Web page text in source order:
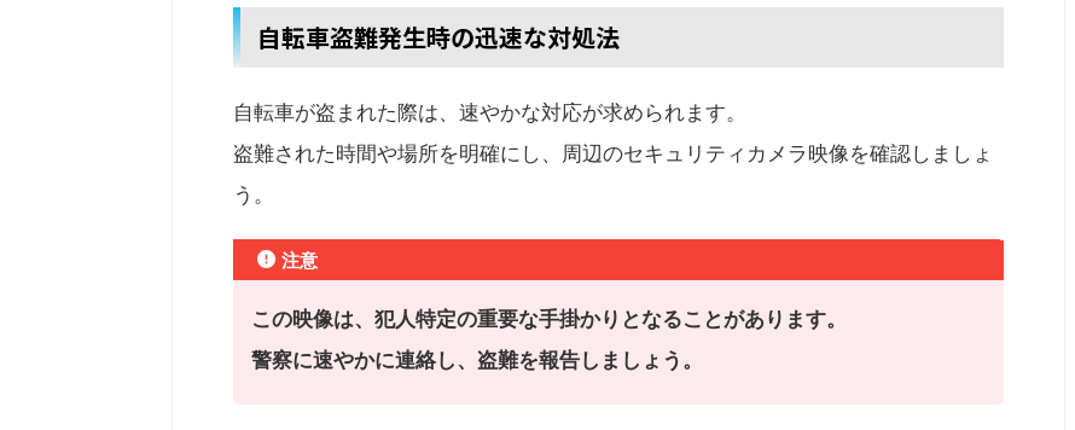
自転車盗難発生時の迅速な対処法
自転車が盗まれた際は、速やかな対応が求められます。
盗難された時間や場所を明確にし、周辺のセキュリティカメラ映像を確認しましょ
う。
注意
この映像は、犯人特定の重要な手掛かりとなることがあります。
警察に速やかに連絡し、盗難を報告しましょう。